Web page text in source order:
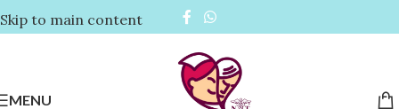
Skip to main content
MENU